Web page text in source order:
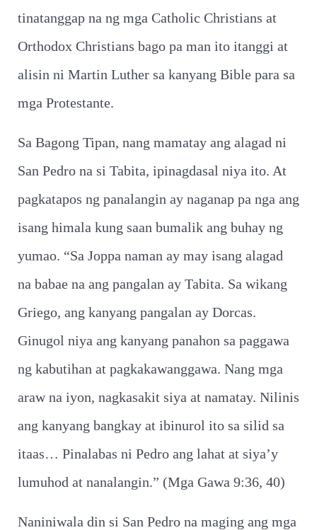
tinatanggap na ng mga Catholic Christians at
Orthodox Christians bago pa man ito itanggi at
alisin ni Martin Luther sa kanyang Bible para sa
mga Protestante.
Sa Bagong Tipan, nang mamatay ang alagad ni
San Pedro na si Tabita, ipinagdasal niya ito. At
pagkatapos ng panalangin ay naganap pa nga ang
isang himala kung saan bumalik ang buhay ng
yumao. “Sa Joppa naman ay may isang alagad
na babae na ang pangalan ay Tabita. Sa wikang
Griego, ang kanyang pangalan ay Dorcas.
Ginugol niya ang kanyang panahon sa paggawa
ng kabutihan at pagkakawanggawa. Nang mga
araw na iyon, nagkasakit siya at namatay. Nilinis
ang kanyang bangkay at ibinurol ito sa silid sa
itaas… Pinalabas ni Pedro ang lahat at siya’y
lumuhod at nanalangin.” (Mga Gawa 9:36, 40)
Naniniwala din si San Pedro na maging ang mga